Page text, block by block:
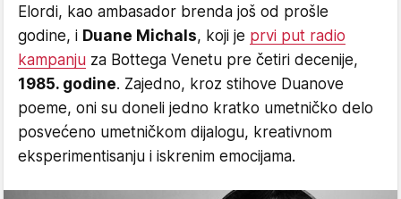
Elordi, kao ambasador brenda još od prošle
godine, i Duane Michals, koji je prvi put radio
kampanju za Bottega Venetu pre četiri decenije,
1985. godine. Zajedno, kroz stihove Duanove
poeme, oni su doneli jedno kratko umetničko delo
posvećeno umetničkom dijalogu, kreativnom
eksperimentisanju i iskrenim emocijama.